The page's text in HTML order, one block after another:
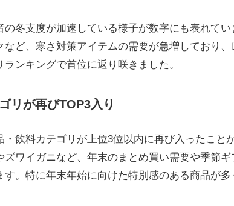
の冬支度が加速している様子が数字にも表れて
など、寒さ対策アイテムの需要が急増しており
ンキングで首位に返り咲きました。
リが再びTOP3入り
・飲料カテゴリが上位3位以内に再び入ったこと
ズワイガニなど、年末のまとめ買い需要や季節
す。特に年末年始に向けた特別感のある商品が